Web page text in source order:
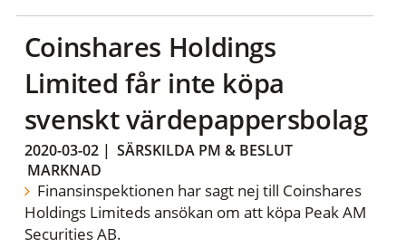
Coinshares Holdings
Limited får inte köpa
svenskt värdepappersbolag
2020-03-02| SÄRSKILDA PM & BESLUT
MARKNAD
Finansinspektionen har sagt nej till Coinshares
Holdings Limiteds ansökan om att köpa Peak AM
Securities AB.